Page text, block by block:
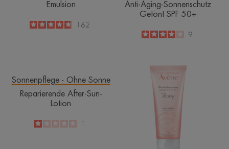
Emulsion
4.8
/5162
Anti-Aging-Sonnenschutz
Getönt SPF 50+
4
/
5
9
After-
Sun-
Lotion
Sonnenpflege - Ohne Sonne
Reparierende After-Sun-
Lotion
1/51
Mildes
Duschgel